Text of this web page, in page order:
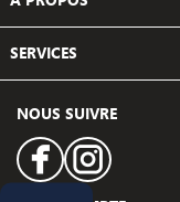
SERVICES
NOUS SUIVRE
FacebookInstagram